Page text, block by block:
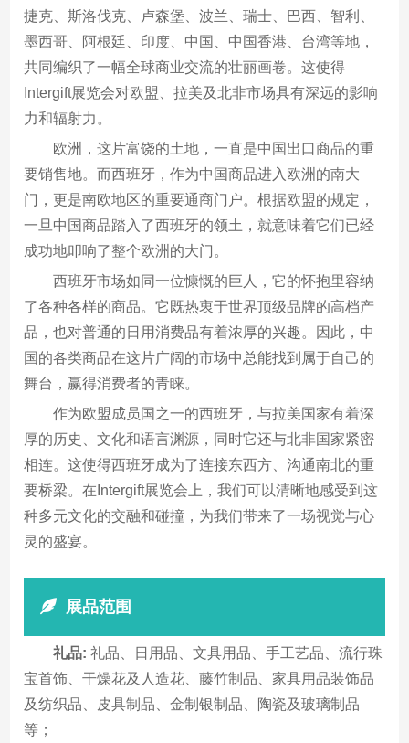
捷克、斯洛伐克、卢森堡、波兰、瑞士、巴西、智利、
墨西哥、阿根廷、印度、中国、中国香港、台湾等地，
共同编织了一幅全球商业交流的壮丽画卷。这使得
Intergift展览会对欧盟、拉美及北非市场具有深远的影响
力和辐射力。
欧洲，这片富饶的土地，一直是中国出口商品的重
要销售地。而西班牙，作为中国商品进入欧洲的南大
门，更是南欧地区的重要通商门户。根据欧盟的规定，
一旦中国商品踏入了西班牙的领土，就意味着它们已经
成功地叩响了整个欧洲的大门。
西班牙市场如同一位慷慨的巨人，它的怀抱里容纳
了各种各样的商品。它既热衷于世界顶级品牌的高档产
品，也对普通的日用消费品有着浓厚的兴趣。因此，中
国的各类商品在这片广阔的市场中总能找到属于自己的
舞台，赢得消费者的青睐。
作为欧盟成员国之一的西班牙，与拉美国家有着深
厚的历史、文化和语言渊源，同时它还与北非国家紧密
相连。这使得西班牙成为了连接东西方、沟通南北的重
要桥梁。在Intergift展览会上，我们可以清晰地感受到这
种多元文化的交融和碰撞，为我们带来了一场视觉与心
灵的盛宴。
展品范围
礼品:礼品、日用品、文具用品、手工艺品、流行珠
宝首饰、干燥花及人造花、藤竹制品、家具用品装饰品
及纺织品、皮具制品、金制银制品、陶瓷及玻璃制品
等；